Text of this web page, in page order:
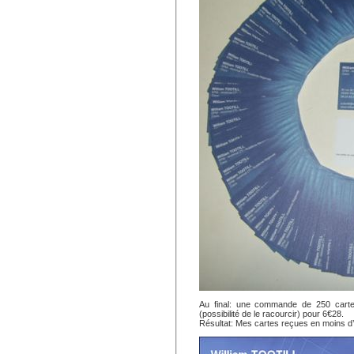
Au final: une commande de 250
(possibilité de le racourcir) pour 6€28.
Résultat: Mes cartes reçues en moins